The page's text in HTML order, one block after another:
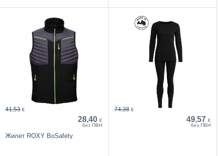
28,40 €
без ПВН
41,53 €
Жилет ROXY BoSafety
49,57 €
без ПВН
74,38 €